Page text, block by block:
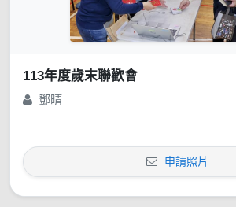
113年度歲末聯歡會
鄧晴
申請照片